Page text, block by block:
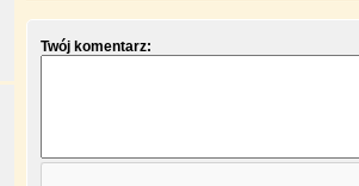
Twój komentarz: